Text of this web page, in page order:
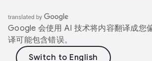
Google 会使用 AI 技术将内容翻译成您
译可能包含错误。